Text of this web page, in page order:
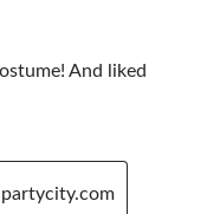
And liked